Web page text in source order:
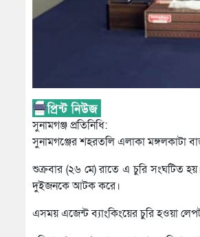
সুনামগঞ্জ প্রতিনিধি:
সুনামগঞ্জের শহরতলি এলাকা মঙ্গলকাটা
শুক্রবার (২৬ মে) রাতে এ চুরি সংঘটিত
দুইজনকে আটক করে।
এসময় এজেন্ট ব্যাংকিংয়ের চুরি হওয়া